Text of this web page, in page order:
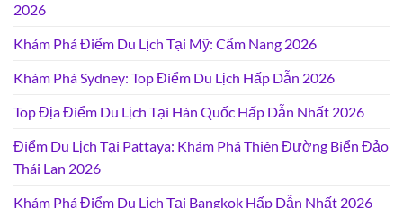
2026
Khám Phá Điểm Du Lịch Tại Mỹ: Cẩm Nang 2026
Khám Phá Sydney: Top Điểm Du Lịch Hấp Dẫn 2026
Top Địa Điểm Du Lịch Tại Hàn Quốc Hấp Dẫn Nhất 2026
Điểm Du Lịch Tại Pattaya: Khám Phá Thiên Đường Biển Đảo
Thái Lan 2026
Khám Phá Điểm Du Lịch Tại Bangkok Hấp Dẫn Nhất 2026